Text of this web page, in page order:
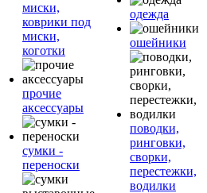
миски,
коврики под
миски,
коготки
прочие
аксессуары
сумки -
переноски
одежда
ошейники
поводки,
ринговки,
сворки,
перестежки,
водилки